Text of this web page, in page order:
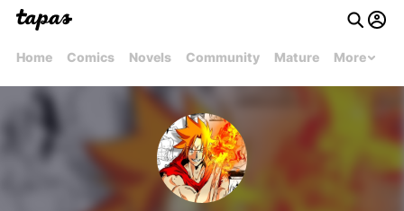
Home Comics Novels Community Mature More